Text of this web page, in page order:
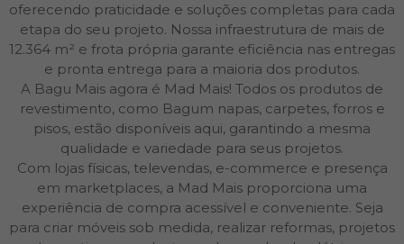
oferecendo praticidade e soluções completas para cada
etapa do seu projeto. Nossa infraestrutura de mais de
12.364 m² e frota própria garante eficiência nas entregas
e pronta entrega para a maioria dos produtos.
A Bagu Mais agora é Mad Mais! Todos os produtos de
revestimento, como Bagum napas, carpetes, forros e
pisos, estão disponíveis aqui, garantindo a mesma
qualidade e variedade para seus projetos.
Com lojas físicas, televendas, e-commerce e presença
em marketplaces, a Mad Mais proporciona uma
experiência de compra acessível e conveniente. Seja
para criar móveis sob medida, realizar reformas, projetos